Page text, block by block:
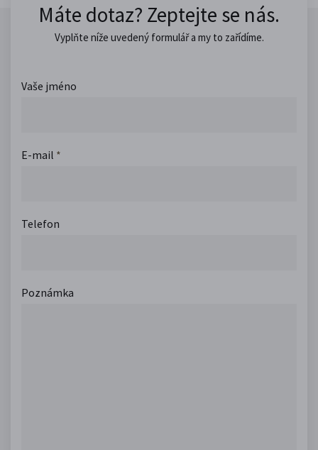
Máte dotaz? Zeptejte se nás.
Vyplňte níže uvedený formulář a my to zařídíme.
Vaše jméno
E-mail *
Telefon
Poznámka